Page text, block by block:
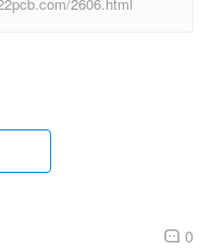
0